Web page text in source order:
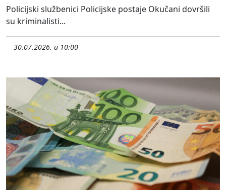
Policijski službenici Policijske postaje Okučani dovršili
su kriminalisti...
30.07.2026. u 10:00